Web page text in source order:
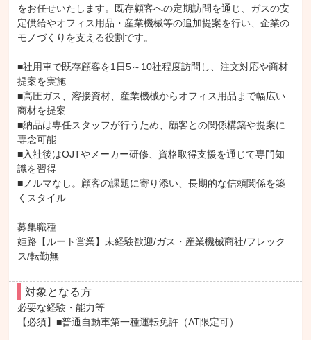
をお任せいたします。既存顧客への定期訪問を通じ、ガスの安
定供給やオフィス用品・産業機械等の追加提案を行い、企業の
モノづくりを支える役割です。
■社用車で既存顧客を1日5～10社程度訪問し、注文対応や商材
提案を実施
■高圧ガス、溶接資材、産業機械からオフィス用品まで幅広い
商材を提案
■納品は専任スタッフが行うため、顧客との関係構築や提案に
専念可能
■入社後はOJTやメーカー研修、資格取得支援を通じて専門知
識を習得
■ノルマなし。顧客の課題に寄り添い、長期的な信頼関係を築
くスタイル
募集職種
姫路【ルート営業】未経験歓迎/ガス・産業機械商社/フレック
ス/転勤無
対象となる方
必要な経験・能力等
【必須】■普通自動車第一種運転免許（AT限定可）